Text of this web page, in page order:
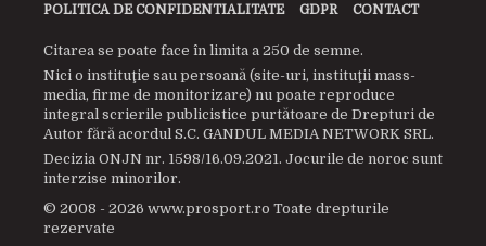
POLITICA DE CONFIDENTIALITATE GDPR CONTACT
Citarea se poate face în limita a 250 de semne.
Nici o instituţie sau persoană (site-uri, instituţii mass-
media, firme de monitorizare) nu poate reproduce
integral scrierile publicistice purtătoare de Drepturi de
Autor fără acordul S.C. GANDUL MEDIA NETWORK SRL.
Decizia ONJN nr. 1598/16.09.2021. Jocurile de noroc sunt
interzise minorilor.
© 2008 - 2026 www.prosport.ro Toate drepturile
rezervate